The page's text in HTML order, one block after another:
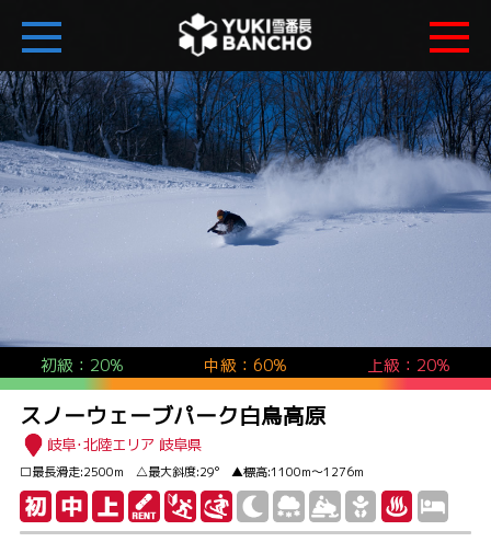
初級：20% 中級：60% 上級：20%
スノーウェーブパーク白鳥高原
岐阜･北陸エリア 岐阜県
□最長滑走:2500m △最大斜度:29° ▲標高:1100m～1276m